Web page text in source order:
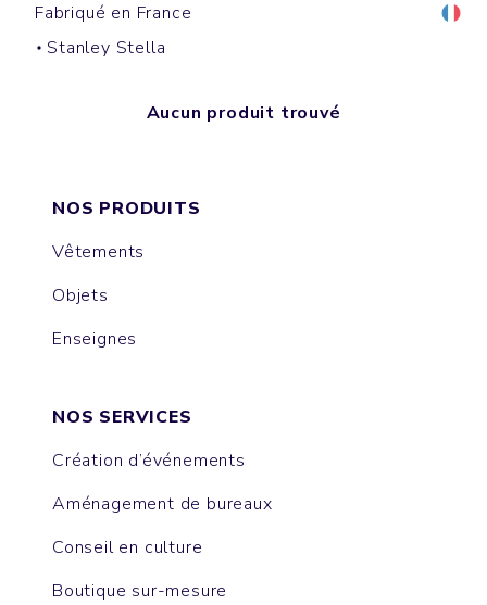
Fabriqué en France
Stanley Stella
Aucun produit trouvé
NOS PRODUITS
Vêtements
Objets
Enseignes
NOS SERVICES
Création d’événements
Aménagement de bureaux
Conseil en culture
Boutique sur-mesure